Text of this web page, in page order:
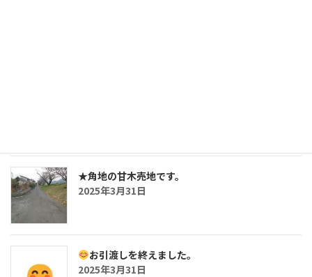
★角地の甘木売地です。
2025年3月31日
お引渡しを終えました。
2025年3月31日